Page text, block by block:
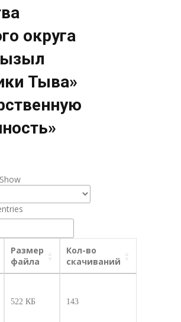
округа
Тыва»
Show
Размер
файла
Кол-во
скачиваний
522 КБ 143